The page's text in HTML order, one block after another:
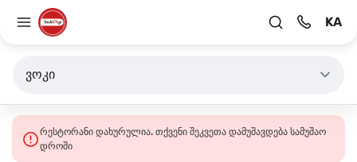
KA
ვოკი
რესტორანი დახურულია. თქვენი შეკვეთა დამუშავდება სამუშაო
დროში